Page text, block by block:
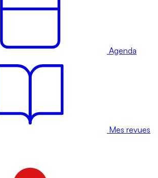
Agenda
Mes revues